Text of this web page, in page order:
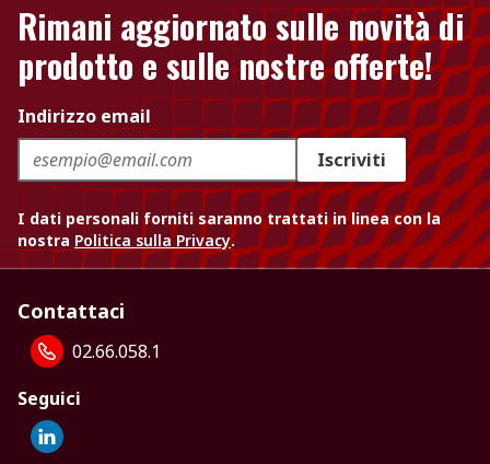
Rimani aggiornato sulle novità di
prodotto e sulle nostre offerte!
Indirizzo email
Iscriviti
I dati personali forniti saranno trattati in linea con la
nostra Politica sulla Privacy.
Contattaci
02.66.058.1
Seguici